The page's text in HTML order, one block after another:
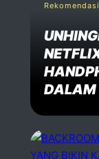
Rekomendasi
DALAM